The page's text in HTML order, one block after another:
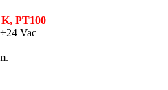
PT100
Vac